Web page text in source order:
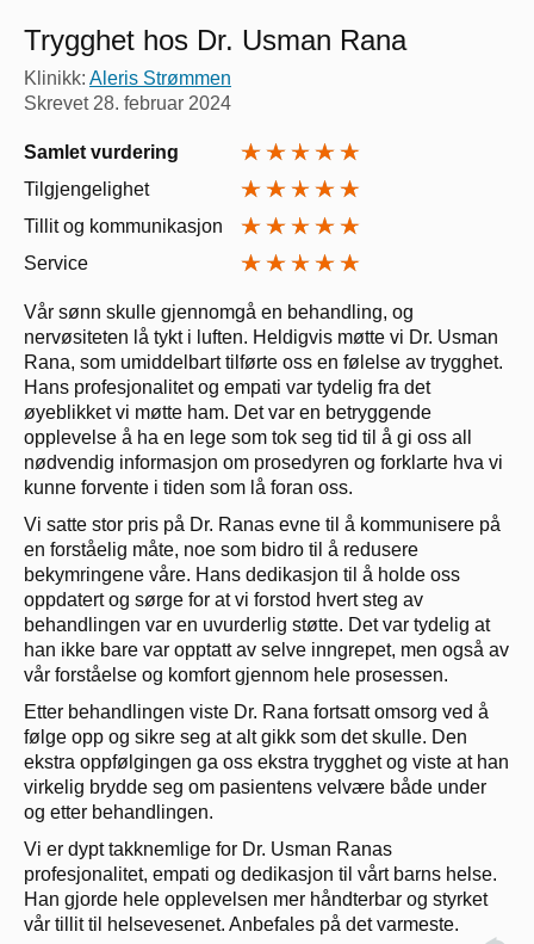
Trygghet hos Dr. Usman Rana
Klinikk: Aleris Strømmen
Skrevet 28. februar 2024
Samlet vurdering
Tilgjengelighet
Tillit og kommunikasjon
Service
Vår sønn skulle gjennomgå en behandling, og
nervøsiteten lå tykt i luften. Heldigvis møtte vi Dr. Usman
Rana, som umiddelbart tilførte oss en følelse av trygghet.
Hans profesjonalitet og empati var tydelig fra det
øyeblikket vi møtte ham. Det var en betryggende
opplevelse å ha en lege som tok seg tid til å gi oss all
nødvendig informasjon om prosedyren og forklarte hva vi
kunne forvente i tiden som lå foran oss.
Vi satte stor pris på Dr. Ranas evne til å kommunisere på
en forståelig måte, noe som bidro til å redusere
bekymringene våre. Hans dedikasjon til å holde oss
oppdatert og sørge for at vi forstod hvert steg av
behandlingen var en uvurderlig støtte. Det var tydelig at
han ikke bare var opptatt av selve inngrepet, men også av
vår forståelse og komfort gjennom hele prosessen.
Etter behandlingen viste Dr. Rana fortsatt omsorg ved å
følge opp og sikre seg at alt gikk som det skulle. Den
ekstra oppfølgingen ga oss ekstra trygghet og viste at han
virkelig brydde seg om pasientens velvære både under
og etter behandlingen.
Vi er dypt takknemlige for Dr. Usman Ranas
profesjonalitet, empati og dedikasjon til vårt barns helse.
Han gjorde hele opplevelsen mer håndterbar og styrket
vår tillit til helsevesenet. Anbefales på det varmeste.